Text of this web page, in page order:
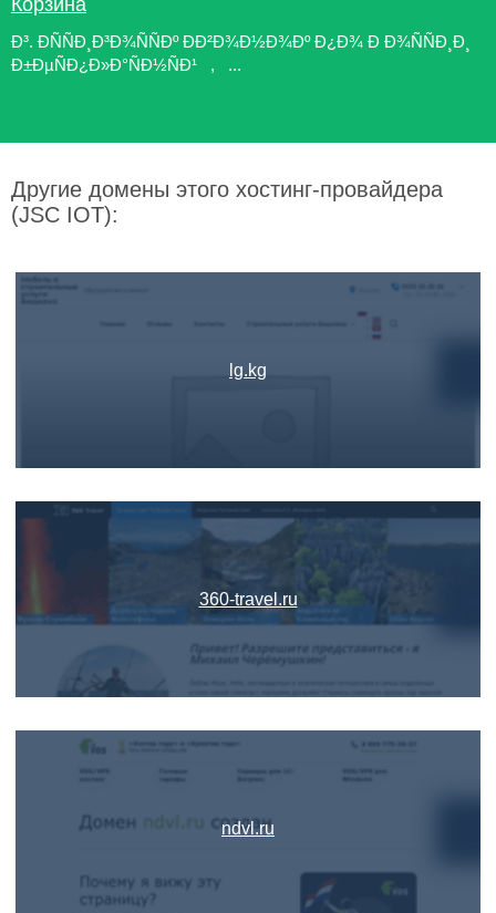
Корзина
Ð³. ÐÑÑÐ¸Ð³Ð¾ÑÑÐº ÐÐ²Ð¾Ð½Ð¾Ðº Ð¿Ð¾ Ð Ð¾ÑÑÐ¸Ð¸
Ð±ÐµÑÐ¿Ð»Ð°ÑÐ½ÑÐ¹ , ...
Другие домены этого хостинг-провайдера
(JSC IOT):
lg.kg
360-travel.ru
ndvl.ru